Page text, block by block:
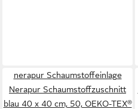
nerapur Schaumstoffeinlage
Nerapur Schaumstoffzuschnitt
blau 40 x 40 cm, 50, OEKO-TEX®